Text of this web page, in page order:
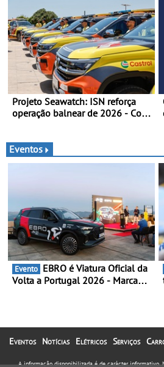
Projeto Seawatch: ISN reforça
operação balnear de 2026 - Com
Eventos
Evento
Volta a Portugal 2026 - Marca
energia às estradas de Portugal
Eventos Notícias Elétricos Serviços
A informação disponibilizada é de carácter informativo.